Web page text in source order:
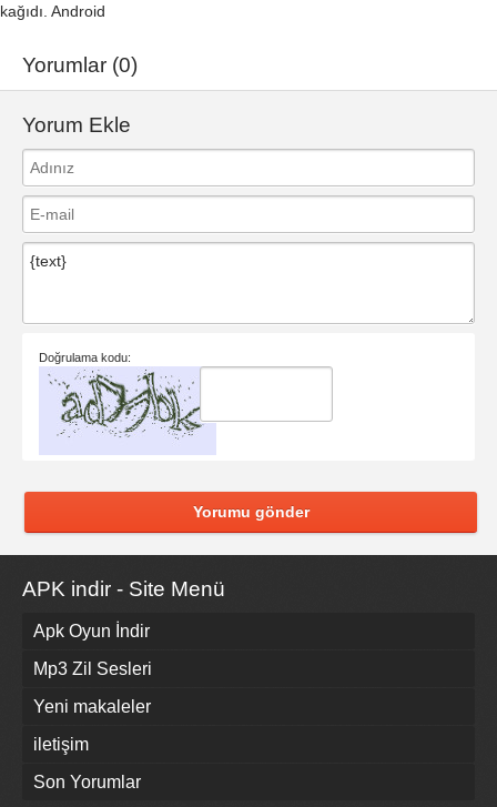
kağıdı. Android
Yorumlar (0)
Yorum Ekle
Doğrulama kodu:
Yorumu gönder
APK indir - Site Menü
Apk Oyun İndir
Mp3 Zil Sesleri
Yeni makaleler
iletişim
Son Yorumlar